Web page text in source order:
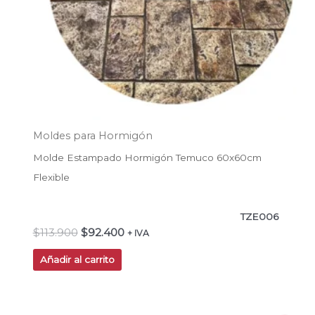
Moldes para Hormigón
Molde Estampado Hormigón Temuco 60x60cm
Flexible
TZE006
$113.900 $92.400 + IVA
Añadir al carrito